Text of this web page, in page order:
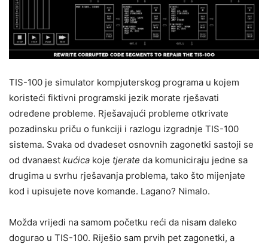
TIS-100 je simulator kompjuterskog programa u kojem
koristeći fiktivni programski jezik morate rješavati
određene probleme. Rješavajući probleme otkrivate
pozadinsku priču o funkciji i razlogu izgradnje TIS-100
sistema. Svaka od dvadeset osnovnih zagonetki sastoji se
od dvanaest kućica koje tjerate da komuniciraju jedne sa
drugima u svrhu rješavanja problema, tako što mijenjate
kod i upisujete nove komande. Lagano? Nimalo.
Možda vrijedi na samom početku reći da nisam daleko
dogurao u TIS-100. Riješio sam prvih pet zagonetki, a